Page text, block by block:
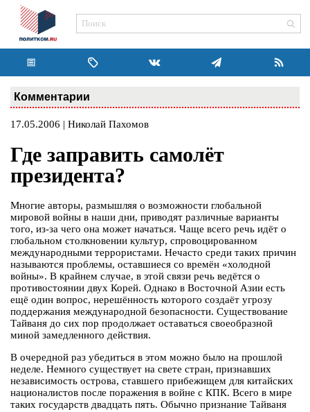
Комментарии
17.05.2006 | Николай Пахомов
Где заправить самолёт
президента?
Многие авторы, размышляя о возможности глобальной
мировой войны в наши дни, приводят различные варианты
того, из-за чего она может начаться. Чаще всего речь идёт о
глобальном столкновении культур, спровоцированном
международными террористами. Нечасто среди таких причин
называются проблемы, оставшиеся со времён «холодной
войны». В крайнем случае, в этой связи речь ведётся о
противостоянии двух Корей. Однако в Восточной Азии есть
ещё один вопрос, нерешённость которого создаёт угрозу
поддержания международной безопасности. Существование
Тайваня до сих пор продолжает оставаться своеобразной
миной замедленного действия.
В очередной раз убедиться в этом можно было на прошлой
неделе. Немного существует на свете стран, признавших
независимость острова, ставшего прибежищем для китайских
националистов после поражения в войне с КПК. Всего в мире
таких государств двадцать пять. Обычно признание Тайваня